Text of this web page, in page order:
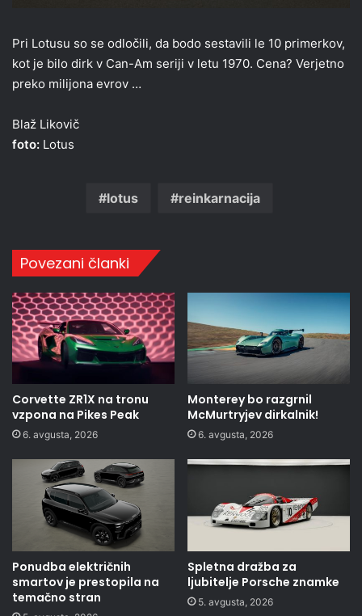
Pri Lotusu so se odločili, da bodo sestavili le 10 primerkov,
kot je bilo dirk v Can-Am seriji v letu 1970. Cena? Verjetno
preko milijona evrov …
Blaž Likovič
foto: Lotus
lotus reinkarnacija
Povezani članki
Corvette ZR1X na tronu
vzpona na Pikes Peak
6. avgusta, 2026
Monterey bo razgrnil
McMurtryjev dirkalnik!
6. avgusta, 2026
Ponudba električnih
smartov je prestopila na
temačno stran
Spletna dražba za
ljubitelje Porsche znamke
5. avgusta, 2026